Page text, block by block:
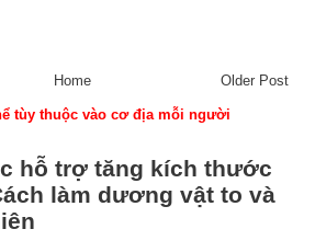
Older Post
Home
tùy thuộc vào cơ địa mỗi người
hỗ trợ tăng kích thước
làm dương vật to và